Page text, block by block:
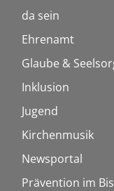
da sein
Ehrenamt
Glaube &
Inklusion
Jugend
Kirchenmusik
Newsportal
Prävention im